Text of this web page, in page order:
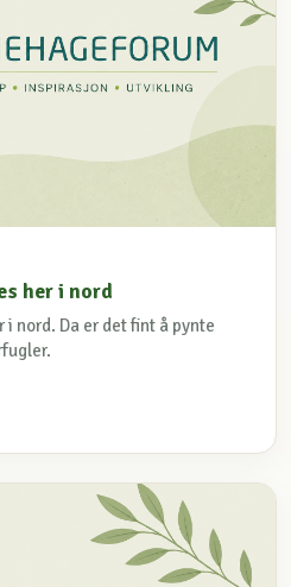
her i nord
i nord. Da er det fint å pynte